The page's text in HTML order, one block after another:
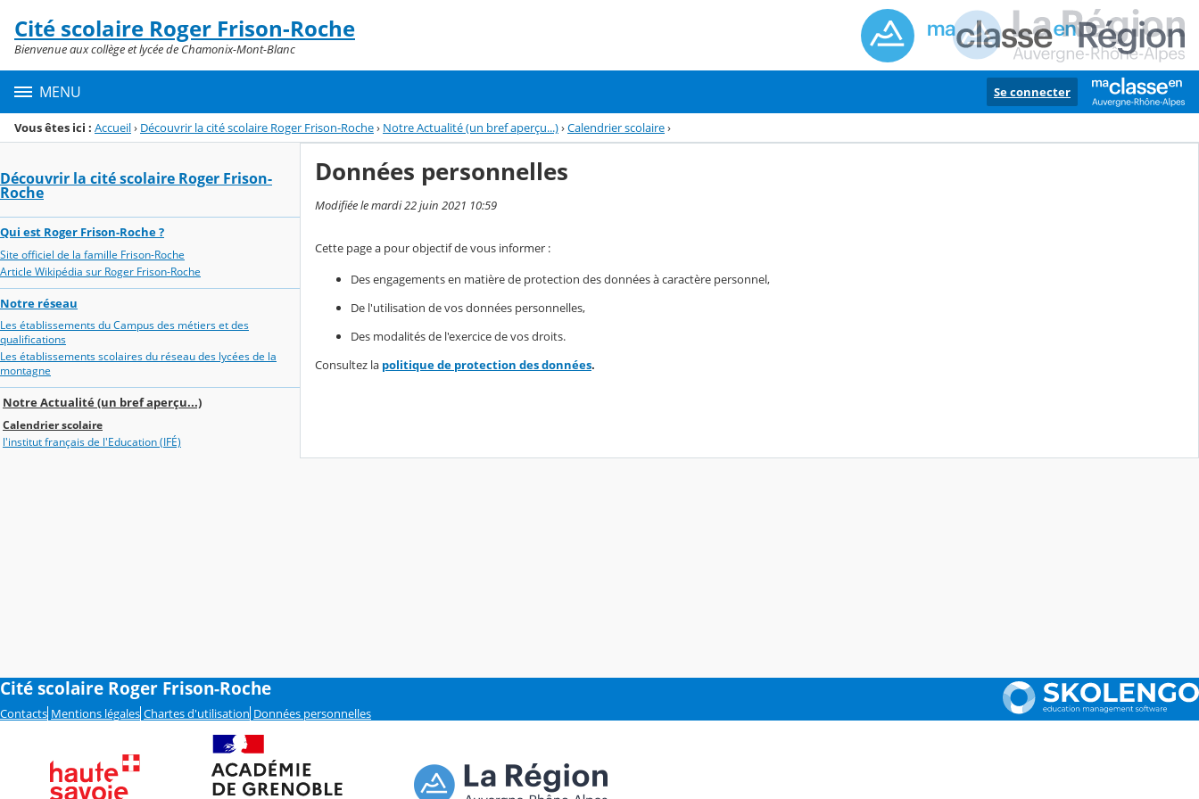
Menu de la rubrique
Contenu
Cité scolaire Roger Frison-Roche
Bienvenue aux collège et lycée de Chamonix-Mont-Blanc
MENU Se connecter
Vous êtes ici : Accueil› Découvrir la cité scolaire Roger Frison-Roche› Notre Actualité (un bref aperçu...)›Calendrier scolaire›
Découvrir la cité scolaire Roger Frison-
Roche
Qui est Roger Frison-Roche ?
Site officiel de la famille Frison-Roche
Article Wikipédia sur Roger Frison-Roche
Notre réseau
Les établissements du Campus des métiers et des
qualifications
Les établissements scolaires du réseau des lycées de la
montagne
Notre Actualité (un bref aperçu...)
Calendrier scolaire
l'institut français de l'Education (IFÉ)
Données personnelles
Modifiée le mardi 22 juin 2021 10:59
Cette page a pour objectif de vous informer :
Des engagements en matière de protection des données à caractère personnel,
De l'utilisation de vos données personnelles,
Des modalités de l'exercice de vos droits.
Consultez la politique de protection des données.
Cité scolaire Roger Frison-Roche
Contacts Mentions légales Chartes d'utilisation Données personnelles